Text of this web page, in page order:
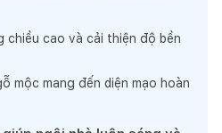
chiều cao và cải thiện độ bền
mộc mang đến diện mạo hoàn